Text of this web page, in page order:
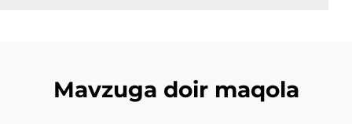
Mavzuga doir maqola